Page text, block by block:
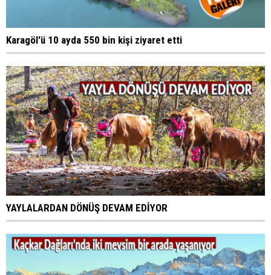
Karagöl'ü 10 ayda 550 bin kişi ziyaret etti
YAYLALARDAN DÖNÜŞ DEVAM EDİYOR